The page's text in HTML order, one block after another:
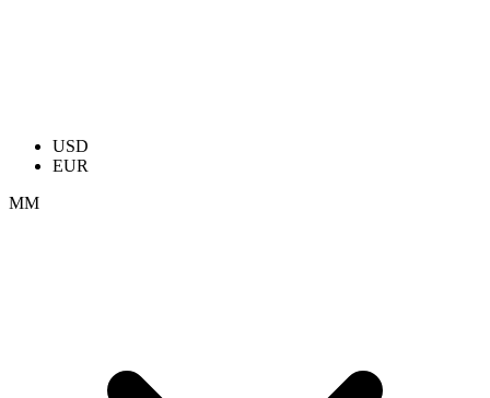
USD
EUR
ММ